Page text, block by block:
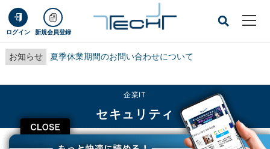
ログイン 新規会員登録
お知らせ 夏季休業期間のお問い合わせについて
CLOSE
企業IT
セキュリティ